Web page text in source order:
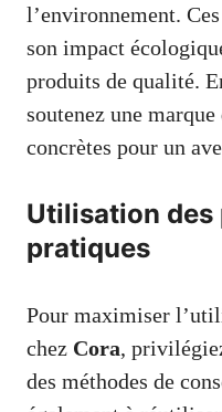
l’environnement.
son impact
produits de qualité.
soutenez une
concrètes pour un
Utilisation des
pratiques
Pour maximiser
chez Cora,
des méthodes de